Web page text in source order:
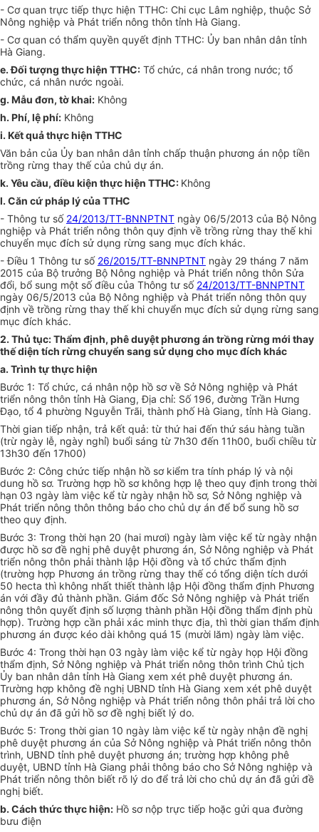
- Cơ quan trực tiếp thực hiện TTHC: Chi cục Lâm nghiệp, thuộc Sở
Nông nghiệp và Phát triển nông thôn tỉnh Hà Giang.
- Cơ quan có thẩm quyền quyết định TTHC: Ủy ban nhân dân tỉnh
Hà Giang.
e. Đối tượng thực hiện TTHC: Tổ chức, cá nhân trong nước; tổ
chức, cá nhân nước ngoài.
g. Mẫu đơn, tờ khai: Không
h. Phí, lệ phí: Không
i. Kết quả thực hiện TTHC
Văn bản của Ủy ban nhân dân tỉnh chấp thuận phương án nộp tiền
trồng rừng thay thế của chủ dự án.
k. Yêu cầu, điều kiện thực hiện TTHC: Không
l. Căn cứ pháp lý của TTHC
- Thông tư số 24/2013/TT-BNNPTNT ngày 06/5/2013 của Bộ Nông
nghiệp và Phát triển nông thôn quy định về trồng rừng thay thế khi
chuyển mục đích sử dụng rừng sang mục đích khác.
-Điều 1 Thông tư số 26/2015/TT-BNNPTNT ngày 29 tháng 7 năm
2015 của Bộ trưởng Bộ Nông nghiệp và Phát triển nông thôn Sửa
đổi, bổ sung một số điều của Thông tư số 24/2013/TT-BNNPTNT
ngày 06/5/2013 của Bộ Nông nghiệp và Phát triển nông thôn quy
định về trồng rừng thay thế khi chuyển mục đích sử dụng rừng sang
mục đích khác.
2. Thủ tục: Thẩm định, phê duyệt phương án trồng rừng mới thay
thế diện tích rừng chuyển sang sử dụng cho mục đích khác
a. Trình tựthực hiện
Bước 1: Tổ chức, cá nhân nộp hồ sơ về Sở Nông nghiệp và Phát
triển nông thôn tỉnh Hà Giang, Địa chỉ: Số 196, đường Trần Hưng
Đạo, tổ 4 phường Nguyễn Trãi, thành phố Hà Giang, tỉnh Hà Giang.
Thời gian tiếp nhận, trả kết quả: từ thứ hai đến thứ sáu hàng tuần
(trừ ngày lễ, ngày nghỉ) buổi sáng từ 7h30 đến 11h00, buổi chiều từ
13h30 đến 17h00)
Bước 2: Công chức tiếp nhận hồ sơ kiểm tra tính pháp lý và nội
dung hồ sơ. Trường hợp hồ sơ không hợp lệ theo quy định trong thời
hạn 03 ngày làm việc kể từ ngày nhận hồ sơ, Sở Nông nghiệp và
Phát triển nông thôn thông báo cho chủ dự án để bổ sung hồ sơ
theo quy định.
Bước 3: Trong thời hạn 20 (hai mươi) ngày làm việc kể từ ngày nhận
được hồ sơ đề nghị phê duyệt phương án, Sở Nông nghiệp và Phát
triển nông thôn phải thành lập Hội đồng và tổ chức thẩm định
(trường hợp Phương án trồng rừng thay thế có tổng diện tích dưới
50 hecta thì không nhất thiết thành lập Hội đồng thẩm định Phương
án với đầy đủ thành phần. Giám đốc Sở Nông nghiệp và Phát triển
nông thôn quyết định số lượng thành phần Hội đồng thẩm định phù
hợp). Trường hợp cần phải xác minh thực địa, thì thời gian thẩm định
phương án được kéo dài không quá 15 (mười lăm) ngày làm việc.
Bước 4: Trong thời hạn 03 ngày làm việc kể từ ngày họp Hội đồng
thẩm định, Sở Nông nghiệp và Phát triển nông thôn trình Chủ tịch
Ủy ban nhân dân tỉnh Hà Giang xem xét phê duyệt phương án.
Trường hợp không đề nghị UBND tỉnh Hà Giang xem xét phê duyệt
phương án, Sở Nông nghiệp và Phát triển nông thôn phải trả lời cho
chủ dự án đã gửi hồ sơ đề nghị biết lý do.
Bước 5: Trong thời gian 10 ngày làm việc kể từ ngày nhận đề nghị
phê duyệt phương án của Sở Nông nghiệp và Phát triển nông thôn
trình, UBND tỉnh phê duyệt phương án; trường hợp không phê
duyệt, UBND tỉnh Hà Giang phải thông báo cho Sở Nông nghiệp và
Phát triển nông thôn biết rõ lý do để trả lời cho chủ dự án đã gửi đề
nghị biết.
b. Cách thức thực hiện: Hồ sơ nộp trực tiếp hoặc gửi qua đường
bưu điện